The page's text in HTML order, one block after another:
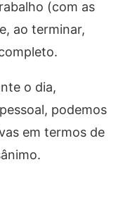
(com as
ao terminar,
o dia,
podemos
em termos de